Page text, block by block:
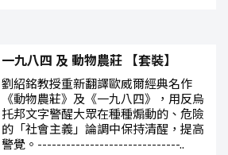
一九八四 及 動物農莊 【套裝】
劉紹銘教授重新翻譯歐威爾經典名作
《動物農莊》及《一九八四》，用反烏
托邦文字警醒大眾在種種煽動的、危險
的「社會主義」論調中保持清醒，提高
警覺。------------------------------..